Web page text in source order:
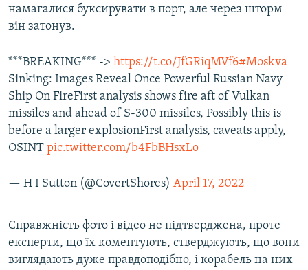
намагалися буксирувати в порт, але через шторм
він затонув.
***BREAKING*** -> https://t.co/JfGRiqMVf6#Moskva
Sinking: Images Reveal Once Powerful Russian Navy
Ship On FireFirst analysis shows fire aft of Vulkan
missiles and ahead of S-300 missiles, Possibly this is
before a larger explosionFirst analysis, caveats apply,
OSINT pic.twitter.com/b4FbBHsxLo
— H I Sutton (@CovertShores) April 17, 2022
Справжність фото і відео не підтверджена, проте
експерти, що їх коментують, стверджують, що вони
виглядають дуже правдоподібно, і корабель на них